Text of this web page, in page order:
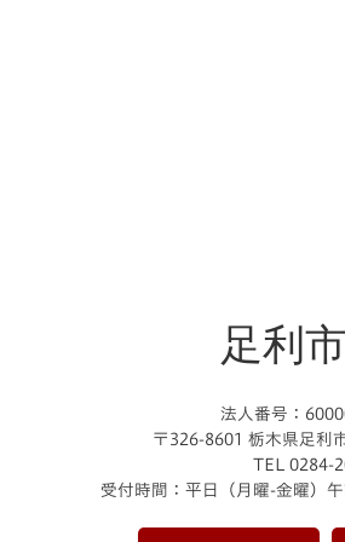
足利
法人番号：
〒326-8601 栃木県足利
TEL 0284-
受付時間：平日（月曜-金曜）